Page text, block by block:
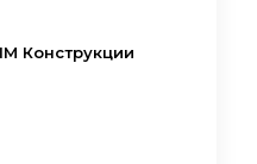
Конструкции